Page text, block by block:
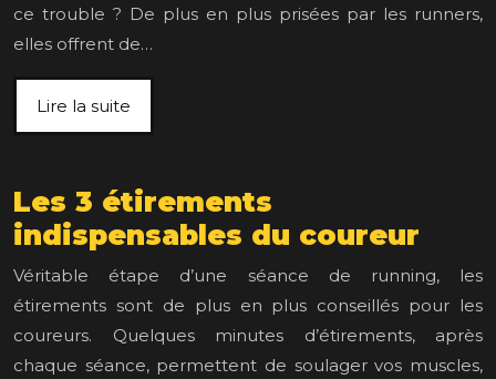
ce trouble ? De plus en plus prisées par les runners,
elles offrent de…
Lire la suite
Les 3 étirements
indispensables du coureur
Véritable étape d’une séance de running, les
étirements sont de plus en plus conseillés pour les
coureurs. Quelques minutes d’étirements, après
chaque séance, permettent de soulager vos muscles,